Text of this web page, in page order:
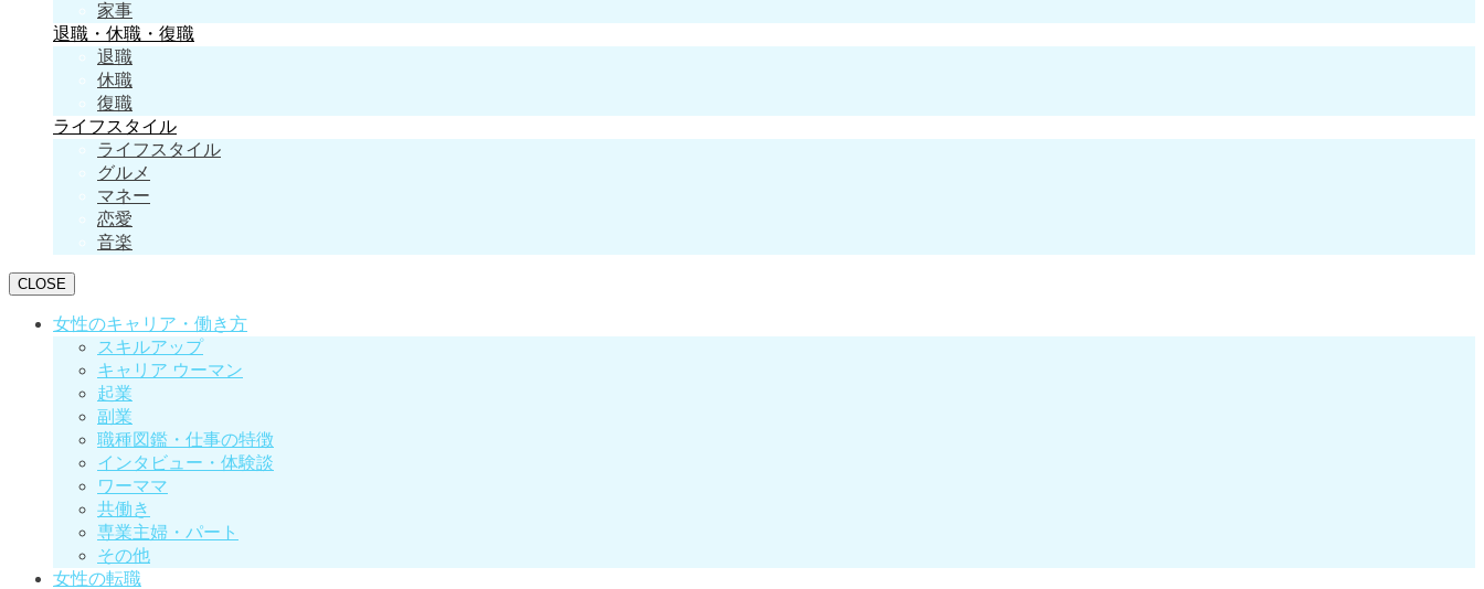
家事
退職・休職・復職
退職
休職
復職
ライフスタイル
ライフスタイル
グルメ
マネー
恋愛
音楽
CLOSE
女性のキャリア・働き方
スキルアップ
キャリア ウーマン
起業
副業
職種図鑑・仕事の特徴
インタビュー・体験談
ワーママ
共働き
専業主婦・パート
その他
女性の転職